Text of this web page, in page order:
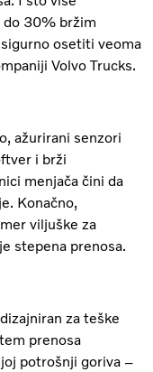
do 30% bržim
osetiti veoma
Volvo Trucks.
ažurirani senzori
i brži
menjača čini da
Konačno,
viljuške za
stepena prenosa.
za teške
prenosa
potrošnji goriva –